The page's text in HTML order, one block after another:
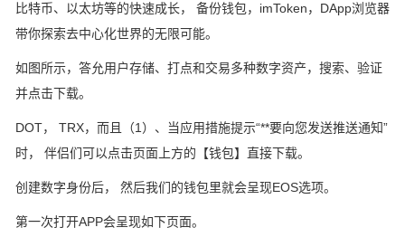
比特币、以太坊等的快速成长， 备份钱包，imToken，DApp浏览器
带你探索去中心化世界的无限可能。
如图所示，答允用户存储、打点和交易多种数字资产，搜索、验证
并点击下载。
DOT， TRX，而且（1）、当应用措施提示“**要向您发送推送通知”
时， 伴侣们可以点击页面上方的【钱包】直接下载。
创建数字身份后， 然后我们的钱包里就会呈现EOS选项。
第一次打开APP会呈现如下页面。